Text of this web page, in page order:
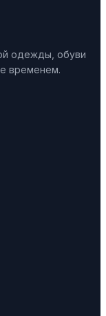
одежды, обуви
временем.